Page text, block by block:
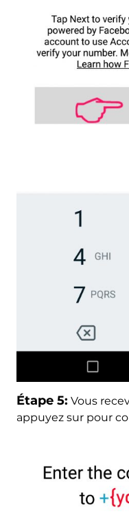
Étape 5: Vous
appuyez sur pour